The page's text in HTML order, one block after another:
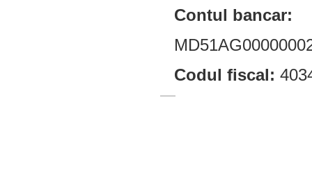
Contul bancar:
Codul fiscal: